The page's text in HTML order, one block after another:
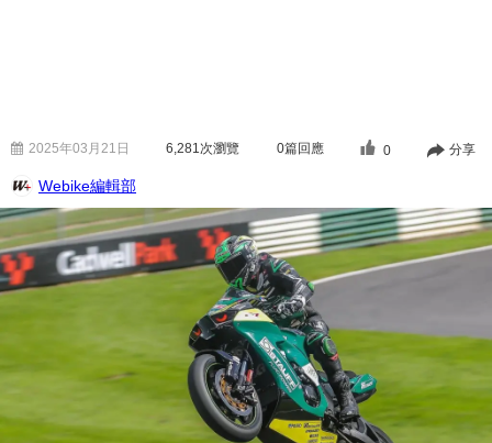
2025年03月21日 6,281 次瀏覽 0篇回應 0 分享
Webike編輯部